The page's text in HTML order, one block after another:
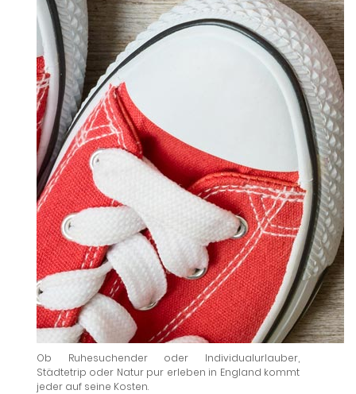
Ob Ruhesuchender oder Individualurlauber,
Städtetrip oder Natur pur erleben in England kommt
jeder auf seine Kosten.